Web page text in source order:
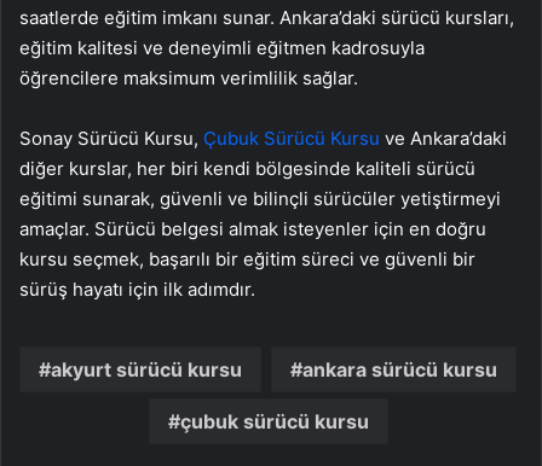
saatlerde eğitim imkanı sunar. Ankara’daki sürücü kursları,
eğitim kalitesi ve deneyimli eğitmen kadrosuyla
öğrencilere maksimum verimlilik sağlar.
Sonay Sürücü Kursu, Çubuk Sürücü Kursu ve Ankara’daki
diğer kurslar, her biri kendi bölgesinde kaliteli sürücü
eğitimi sunarak, güvenli ve bilinçli sürücüler yetiştirmeyi
amaçlar. Sürücü belgesi almak isteyenler için en doğru
kursu seçmek, başarılı bir eğitim süreci ve güvenli bir
sürüş hayatı için ilk adımdır.
akyurt sürücü kursu ankara sürücü kursu
çubuk sürücü kursu